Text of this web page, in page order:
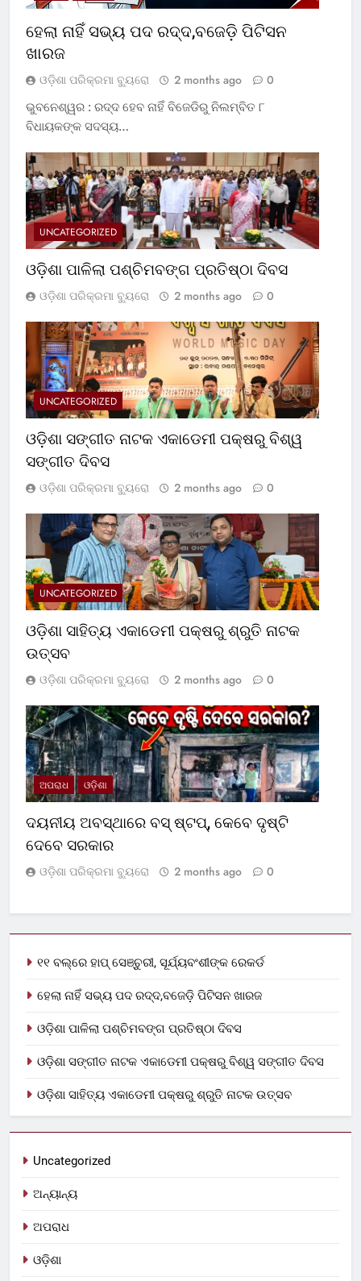
ହେଲା ନାହିଁ ସଭ୍ୟ ପଦ ରଦ୍ଦ,ବଜେଡ଼ି ପିଟିସନ
ଖାରଜ
ଓଡ଼ିଶା ପରିକ୍ରମା ବ୍ୟୁରୋ 2 months ago 0
ଭୁବନେଶ୍ୱର : ରଦ୍ଦ ହେବ ନାହିଁ ବିଜେଡିରୁ ନିଲମ୍ବିତ ୮
ବିଧାୟକଙ୍କ ସଦସ୍ୟ…
UNCATEGORIZED
ଓଡ଼ିଶା ପାଳିଲା ପଶ୍ଚିମବଙ୍ଗ ପ୍ରତିଷ୍ଠା ଦିବସ
ଓଡ଼ିଶା ପରିକ୍ରମା ବ୍ୟୁରୋ 2 months ago 0
UNCATEGORIZED
ଓଡ଼ିଶା ସଙ୍ଗୀତ ନାଟକ ଏକାଡେମୀ ପକ୍ଷରୁ ବିଶ୍ୱ
ସଙ୍ଗୀତ ଦିବସ
ଓଡ଼ିଶା ପରିକ୍ରମା ବ୍ୟୁରୋ 2 months ago 0
UNCATEGORIZED
ଓଡ଼ିଶା ସାହିତ୍ୟ ଏକାଡେମୀ ପକ୍ଷରୁ ଶ୍ରୁତି ନାଟକ
ଉତ୍ସବ
ଓଡ଼ିଶା ପରିକ୍ରମା ବ୍ୟୁରୋ 2 months ago 0
ଅପରାଧ ଓଡ଼ିଶା
ଦୟନୀୟ ଅବସ୍ଥାରେ ବସ୍‌ ଷ୍ଟପ୍‌, କେବେ ଦୃଷ୍ଟି
ଦେବେ ସରକାର
ଓଡ଼ିଶା ପରିକ୍ରମା ବ୍ୟୁରୋ 2 months ago 0
୧୧ ବଲ୍‌ରେ ହାପ୍ ସେଞ୍ଚୁରୀ, ସୂର୍ଯ୍ୟବଂଶୀଙ୍କ ରେକର୍ଡ
ହେଲା ନାହିଁ ସଭ୍ୟ ପଦ ରଦ୍ଦ,ବଜେଡ଼ି ପିଟିସନ ଖାରଜ
ଓଡ଼ିଶା ପାଳିଲା ପଶ୍ଚିମବଙ୍ଗ ପ୍ରତିଷ୍ଠା ଦିବସ
ଓଡ଼ିଶା ସଙ୍ଗୀତ ନାଟକ ଏକାଡେମୀ ପକ୍ଷରୁ ବିଶ୍ୱ ସଙ୍ଗୀତ ଦିବସ
ଓଡ଼ିଶା ସାହିତ୍ୟ ଏକାଡେମୀ ପକ୍ଷରୁ ଶ୍ରୁତି ନାଟକ ଉତ୍ସବ
Uncategorized
ଅନ୍ୟାନ୍ୟ
ଅପରାଧ
ଓଡ଼ିଶା